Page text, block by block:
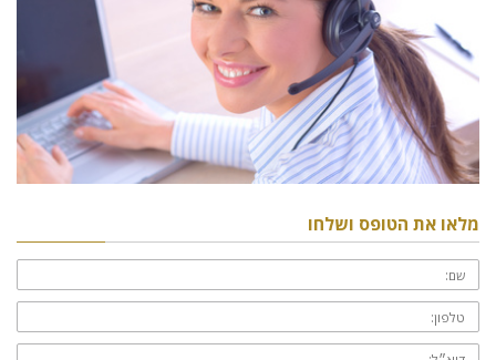
מלאו את הטופס ושלחו
שם:
טלפון:
דוא״ל: